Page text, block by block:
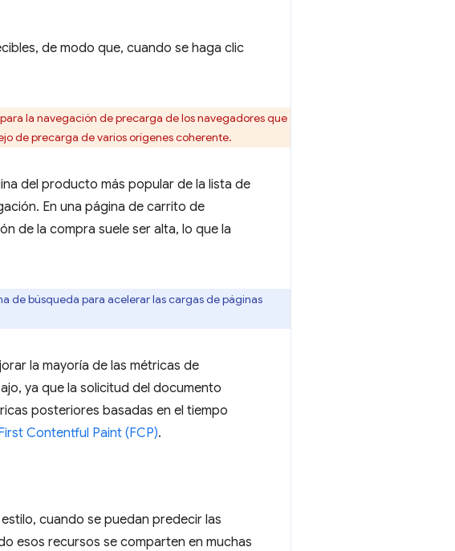
de modo que, cuando se haga clic
la navegación de precarga de los navegadores que
de precarga de varios orígenes coherente.
del producto más popular de la lista de
En una página de carrito de
de la compra suele ser alta, lo que la
de búsqueda para acelerar las cargas de páginas
la mayoría de las métricas de
ya que la solicitud del documento
posteriores basadas en el tiempo
Contentful Paint (FCP).
cuando se puedan predecir las
esos recursos se comparten en muchas